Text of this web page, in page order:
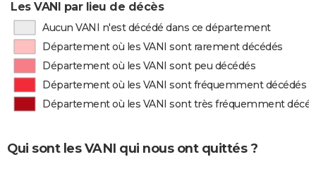
Les VANI par lieu de décès
Aucun VANI n'est décédé dans ce département
Département où les VANI sont rarement décédés
Département où les VANI sont peu décédés
Département où les VANI sont fréquemment décédés
Département où les VANI sont très fréquemment
Qui sont les VANI qui nous ont quittés ?